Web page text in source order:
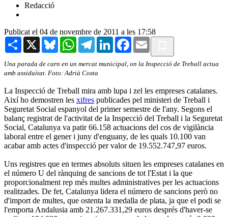
Redacció
Publicat el 04 de novembre de 2011 a les 17:58
Share X BlueskyWhatsAppTelegramLinkedInFacebook
Email
Una parada de carn en un mercat municipal, on la Inspecció de Treball actua
amb assiduïtat . Foto: Adrià Costa
La Inspecció de Treball mira amb lupa i zel les empreses catalanes.
Així ho demostren les xifres publicades pel ministeri de Treball i
Seguretat Social espanyol del primer semestre de l'any. Segons el
balanç registrat de l'activitat de la Inspecció del Treball i la Seguretat
Social, Catalunya va patir 66.158 actuacions del cos de vigilància
laboral entre el gener i juny d'enguany, de les quals 10.100 van
acabar amb actes d'inspecció per valor de 19.552.747,97 euros.
Uns registres que en termes absoluts situen les empreses catalanes en
el número U del rànquing de sancions de tot l'Estat i la que
proporcionalment rep més multes administratives per les actuacions
realitzades. De fet, Catalunya lidera el número de sancions però no
d'import de multes, que ostenta la medalla de plata, ja que el podi se
l'emporta Andalusia amb 21.267.331,29 euros després d'haver-se